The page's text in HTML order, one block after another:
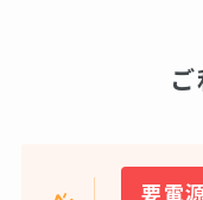
要電